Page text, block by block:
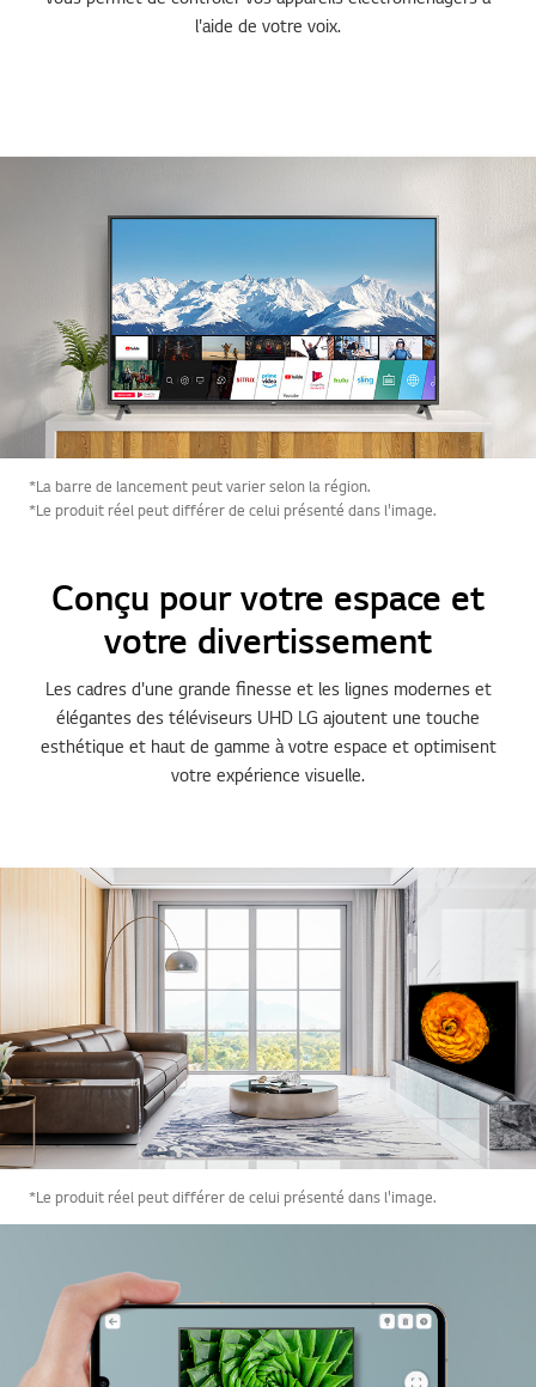
l'aide de votre voix.
*La barre de lancement peut varier selon la région.
*Le produit réel peut différer de celui présenté dans l'image.
Conçu pour votre espace et
votre divertissement
Les cadres d'une grande finesse et les lignes modernes et
élégantes des téléviseurs UHD LG ajoutent une touche
esthétique et haut de gamme à votre espace et optimisent
votre expérience visuelle.
*Le produit réel peut différer de celui présenté dans l'image.